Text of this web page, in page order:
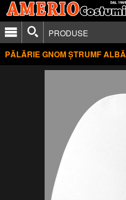
PRODUSE
PĂLĂRIE GNOM ȘTRUMF ALBĂ